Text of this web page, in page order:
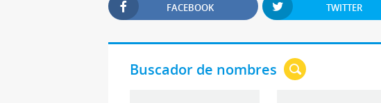
FACEBOOK TWITTER
Buscador de nombres